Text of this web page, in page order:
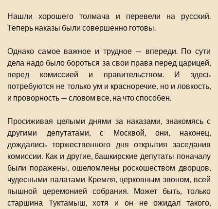
Нашли хорошего толмача и перевели на русский.
Теперь наказы были совершенно готовы.
Однако самое важное и трудное — впереди. По сути
дела надо было бороться за свои права перед царицей,
перед комиссией и правительством. И здесь
потребуются не только ум и красноречие, но и ловкость,
и проворность — словом все, на что способен.
Просиживая целыми днями за наказами, знакомясь с
другими депутатами, с Москвой, они, наконец,
дождались торжественного дня открытия заседания
комиссии. Как и другие, башкирские депутаты поначалу
были поражены, ошеломлены роскошеством дворцов,
чудесными палатами Кремля, церковным звоном, всей
пышной церемонией собрания. Может быть, только
старшина Туктамыш, хотя и он не ожидал такого,